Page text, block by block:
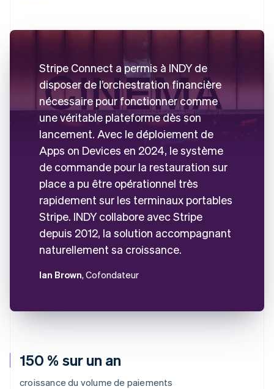
150 % sur un an
croissance du volume de paiements
Stripe Connect a permis à INDY de
disposer de l’orchestration financière
nécessaire pour fonctionner comme
une véritable plateforme dès son
lancement. Avec le déploiement de
Apps on Devices en 2024, le système
de commande pour la restauration sur
place a pu être opérationnel très
rapidement sur les terminaux portables
Stripe. INDY collabore avec Stripe
depuis 2012, la solution accompagnant
naturellement sa croissance.
Ian Brown, Cofondateur